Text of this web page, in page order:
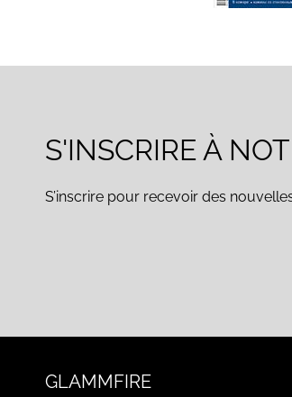
S'INSCRIRE À
S’inscrire pour recevoir des
GLAMMFIRE